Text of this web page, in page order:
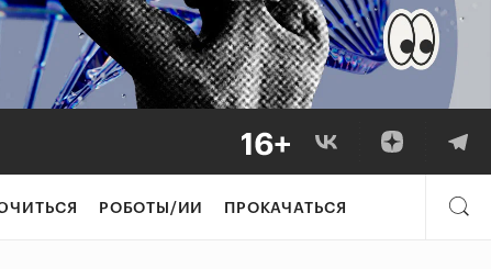
РОБОТЫ/ИИ ПРОКАЧАТЬСЯ